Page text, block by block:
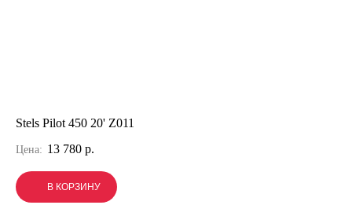
Stels Pilot 450 20' Z011
Цена: 13 780 р.
В КОРЗИНУ
В КОРЗИНУ
В КОРЗИНУ